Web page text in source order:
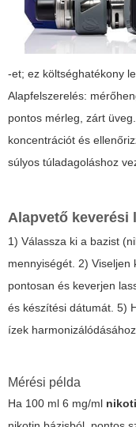
-et; ez költséghatékony
Alapfelszerelés:
pontos mérleg, zárt
koncentrációt és
súlyos túladagoláshoz
Alapvető keverési
1) Válassza ki a bazist
mennyiségét. 2) Viseljen
pontosan és keverjen
és készítési dátumát. 5)
ízek harmonizálódásához.
Mérési példa
Ha 100 ml 6 mg/ml